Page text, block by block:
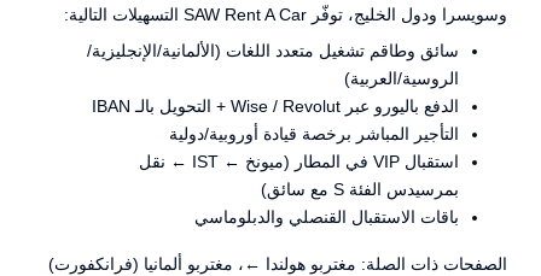
وسويسرا ودول الخليج، توفّر SAW Rent A Car التسهيلات التالية:
سائق وطاقم تشغيل متعدد اللغات (الألمانية/الإنجليزية/
الروسية/العربية)
الدفع باليورو عبر Wise / Revolut + التحويل بالـ IBAN
التأجير المباشر برخصة قيادة أوروبية/دولية
استقبال VIP في المطار (ميونخ ← IST ← نقل
بمرسيدس الفئة S مع سائق)
باقات الاستقبال القنصلي والدبلوماسي
الصفحات ذات الصلة: مغتربو هولندا ← ، مغتربو ألمانيا (فرانكفورت)